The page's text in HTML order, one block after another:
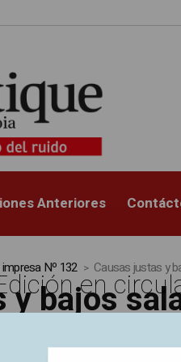
Anteriores
Nº 132 Causas justas y
y bajos
en